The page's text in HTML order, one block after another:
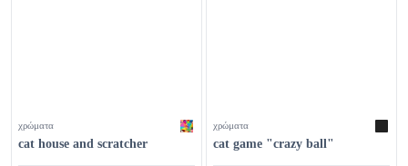
χρώματα
cat house and scratcher
χρώματα
cat game "crazy ball"